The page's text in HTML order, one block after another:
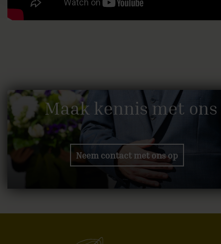
Maak kennis met ons
Neem contact met ons op